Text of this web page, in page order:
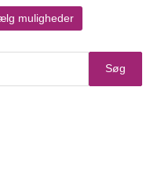
Søg
muligheder